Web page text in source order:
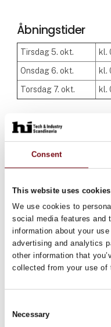
Consent
This website uses cookies
We use cookies to
social media features and
information about your
advertising and analytics
other information that
collected from your use of
Selection
Necessary
Åbningstider
Tirsdag 5. okt.
kl.
Onsdag 6. okt.
kl.
Torsdag 7. okt.
kl.